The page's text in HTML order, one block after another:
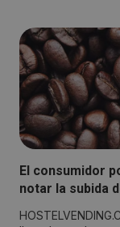
El consumidor
notar la subida